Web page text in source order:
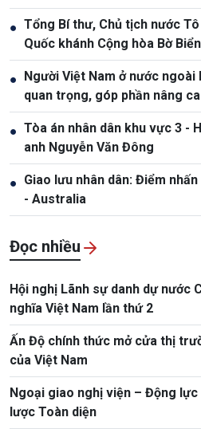
● Tổng Bí thư, Chủ tịch nước
Quốc khánh Cộng hòa Bờ
● Người Việt Nam ở nước
quan trọng, góp phần nâng
quốc gia
● Tòa án nhân dân khu vực 3 -
anh Nguyễn Văn Đông
● Giao lưu nhân dân: Điểm
- Australia
Đọc nhiều
Hội nghị Lãnh sự danh dự nước
nghĩa Việt Nam lần thứ 2
Ấn Độ chính thức mở cửa thị
của Việt Nam
Ngoại giao nghị viện – Động
lược Toàn diện